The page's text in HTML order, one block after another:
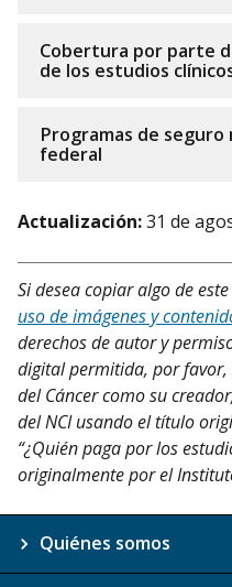
Cobertura por parte
de los estudios
Programas de
federal
Actualización:31 de
Si desea copiar algo de
uso de imágenes y
derechos de autor y
digital permitida, por
del Cáncer como su
del NCI usando el título
“¿Quién paga por los
originalmente por el
Quiénes somos